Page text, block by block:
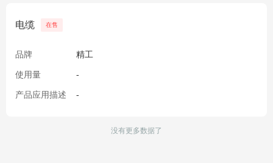
电缆 在售
品牌 精工
使用量 -
产品应用描述 -
没有更多数据了